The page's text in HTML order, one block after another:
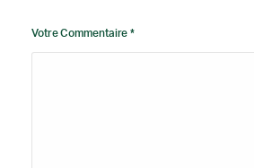
Votre Commentaire *